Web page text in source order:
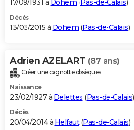
17/09/1931 à Dohem (Pas-de-Calais)
Décès
13/03/2015 à Dohem (Pas-de-Calais)
Adrien AZELART (87 ans)
Créer une cagnotte obsèques
Naissance
23/02/1927 à Delettes (Pas-de-Calais)
Décès
20/04/2014 à Helfaut(Pas-de-Calais)